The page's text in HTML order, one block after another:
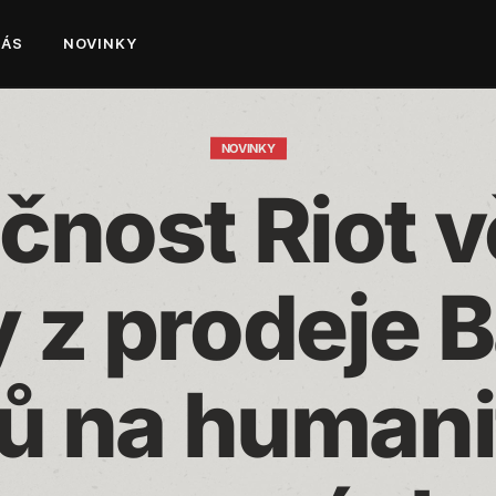
NOVINKY
NOVINKY
Riot
z prodeje
na